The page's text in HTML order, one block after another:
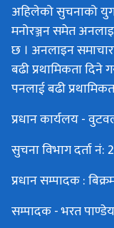
अहिलेको सुचनाको
मनोरञ्जन समेत
छ । अनलाइन
बढी प्रथामिकता
पनलाई बढी
प्रधान कार्यलय -
सुचना विभाग दर्ता
प्रधान सम्पादक :
सम्पादक - भरत पाण्डेय